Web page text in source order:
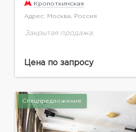
Кропоткинская
Адрес: Москва, Россия
Закрытая продажа.
Цена по запросу
Спецпредложение